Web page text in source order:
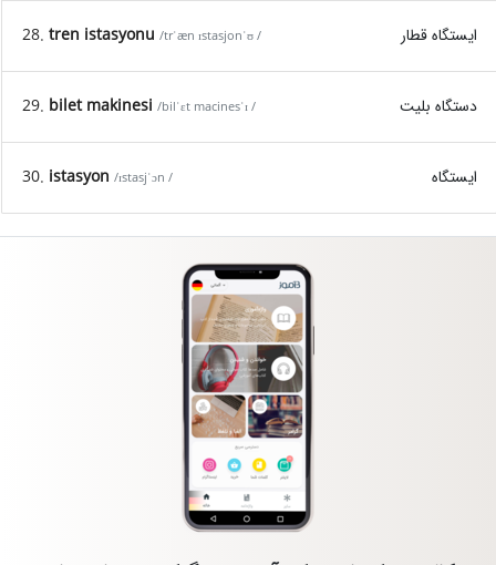
28. tren istasyonu /trˈæn ɪstasjonˈʊ / ایستگاه قطار
29. bilet makinesi /bilˈɛt macinesˈɪ / دستگاه بلیت
30. istasyon /ɪstasjˈɔn / ایستگاه